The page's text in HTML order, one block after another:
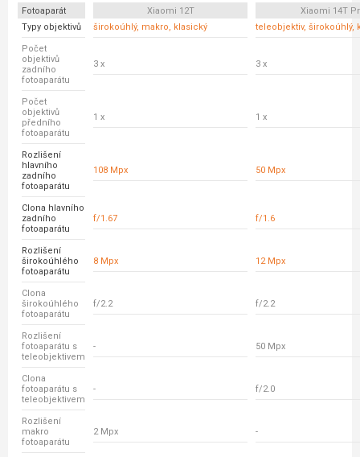
Fotoaparát Xiaomi 12T
Xiaomi 14T
Typy objektivů
širokoúhlý, makro, klasický teleobjektiv, širokoúhlý,
Počet
objektivů
zadního
fotoaparátu
3 x 3 x
Počet
objektivů
předního
fotoaparátu
1 x 1 x
Rozlišení
hlavního
zadního
fotoaparátu
108 Mpx 50 Mpx
Clona hlavního
zadního
fotoaparátu
f/1.67 f/1.6
Rozlišení
širokoúhlého
fotoaparátu
8 Mpx 12 Mpx
Clona
širokoúhlého
fotoaparátu
f/2.2 f/2.2
Rozlišení
fotoaparátu s
teleobjektivem
- 50 Mpx
Clona
fotoaparátu s
teleobjektivem
- f/2.0
Rozlišení
makro
fotoaparátu
2 Mpx -